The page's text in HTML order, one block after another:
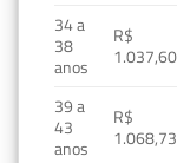
34 a
38
anos
R$
1.037,60
39 a
43
anos
R$
1.068,73